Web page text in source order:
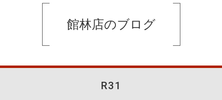
館林店のブログ
R31